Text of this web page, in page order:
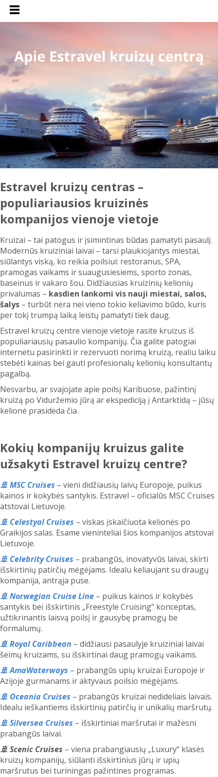
Estravel kruizų centras –
populiariausios kruizinės
kompanijos vienoje vietoje
Kruizai – tai patogus ir įsimintinas būdas pamatyti pasaulį.
Modernūs kruiziniai laivai – tarsi plaukiojantys miestai,
siūlantys viską, ko reikia poilsiui: restoranus, SPA,
pramogas vaikams ir suaugusiesiems, sporto zonas,
baseinus ir vakaro šou. Didžiausias kruizinių kelionių
privalumas – kasdien lankomi vis nauji miestai, salos,
šalys – turbūt nėra nei vieno tokio keliavimo būdo, kuris
per tokį trumpą laiką leistų pamatyti tiek daug.
Estravel kruizų centre vienoje vietoje rasite kruizus iš
populiariausių pasaulio kompanijų. Čia galite patogiai
internetu pasirinkti ir rezervuoti norimą kruizą, realiu laiku
stebėti kainas bei gauti profesionalų kelionių konsultantų
pagalbą.
Nesvarbu, ar svajojate apie poilsį Karibuose, pažintinį
kruizą po Viduržemio jūrą ar ekspediciją į Antarktidą – jūsų
kelionė prasideda čia.
Kokių kompanijų kruizus galite
užsakyti Estravel kruizų centre?
🚢 MSC Cruises – vieni didžiausių laivų Europoje, puikus
kainos ir kokybės santykis. Estravel – oficialūs MSC Cruises
atstovai Lietuvoje.
🚢 Celestyal Cruises – viskas įskaičiuota kelionės po
Graikijos salas. Esame vieninteliai šios kompanijos atstovai
Lietuvoje.
🚢 Celebrity Cruises – prabangūs, inovatyvūs laivai, skirti
išskirtinių patirčių mėgėjams. Idealu keliaujant su draugų
kompanija, antrąja puse.
🚢 Norwegian Cruise Line – puikus kainos ir kokybės
santykis bei išskirtinis „Freestyle Cruising“ konceptas,
užtikrinantis laisvą poilsį ir gausybę pramogų be
formalumų.
🚢 Royal Caribbean – didžiausi pasaulyje kruiziniai laivai
šeimų kruizams, su išskirtinai daug pramogų vaikams.
🚢 AmaWaterways – prabangūs upių kruizai Europoje ir
Azijoje gurmanams ir aktyvaus poilsio mėgėjams.
🚢 Oceania Cruises – prabangūs kruizai nedideliais laivais.
Idealu ieškantiems išskirtinių patirčių ir unikalių maršrutų.
🚢 Silversea Cruises – išskirtiniai maršrutai ir mažesni
prabangūs laivai.
🚢 Scenic Cruises – viena prabangiausių „Luxury“ klasės
kruizų kompanijų, siūlanti išskirtinius jūrų ir upių
maršrutus bei turiningas pažintines programas.